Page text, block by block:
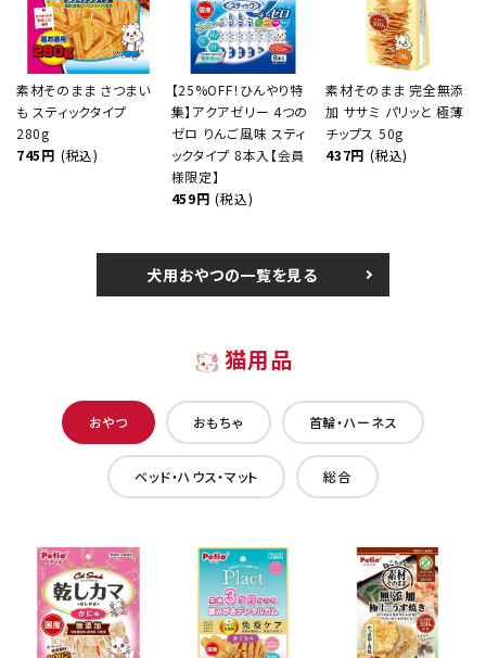
素材そのまま さつまい
も スティックタイプ
280g
745円 (税込)
【25%OFF！ひんやり特
集】アクアゼリー 4つの
ゼロ りんご風味 スティ
ックタイプ 8本入【会員
様限定】
459円 (税込)
素材そのまま 完全無添
加 ササミ パリッと 極薄
チップス 50g
437円 (税込)
犬用おやつの一覧を見る
猫用品
おやつ おもちゃ 首輪・ハーネス
ベッド・ハウス・マット 総合